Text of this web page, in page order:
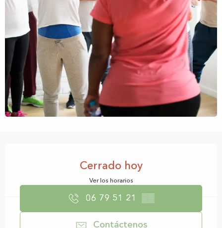
Cerrado hoy
Ver los horarios
06 79 51 21 ▒▒
Contáctenos